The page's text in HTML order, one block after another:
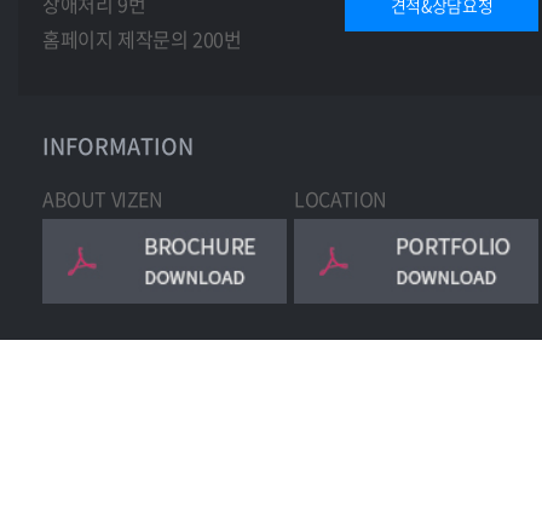
홈페이지 제작문의 200번
INFORMATION
ABOUT VIZEN LOCATION